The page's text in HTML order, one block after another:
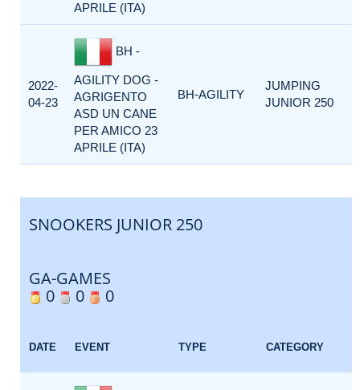
APRILE (ITA)
2022-
04-23
BH -
AGILITY DOG -
AGRIGENTO
ASD UN CANE
PER AMICO 23
APRILE (ITA)
BH-AGILITY
JUMPING
JUNIOR 250
SNOOKERS JUNIOR 250
GA-GAMES
0
0 0
DATE EVENT TYPE CATEGORY